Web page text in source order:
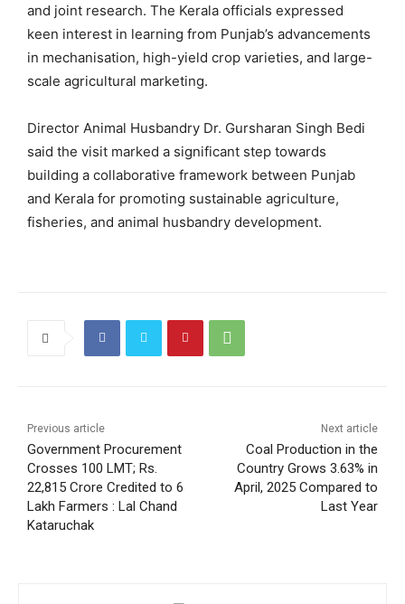
and joint research. The Kerala officials expressed
keen interest in learning from Punjab’s advancements
in mechanisation, high-yield crop varieties, and large-
scale agricultural marketing.
Director Animal Husbandry Dr. Gursharan Singh Bedi
said the visit marked a significant step towards
building a collaborative framework between Punjab
and Kerala for promoting sustainable agriculture,
fisheries, and animal husbandry development.
Previous article
Government Procurement
Crosses 100 LMT; Rs.
22,815 Crore Credited to 6
Lakh Farmers : Lal Chand
Kataruchak
Next article
Coal Production in the
Country Grows 3.63% in
April, 2025 Compared to
Last Year